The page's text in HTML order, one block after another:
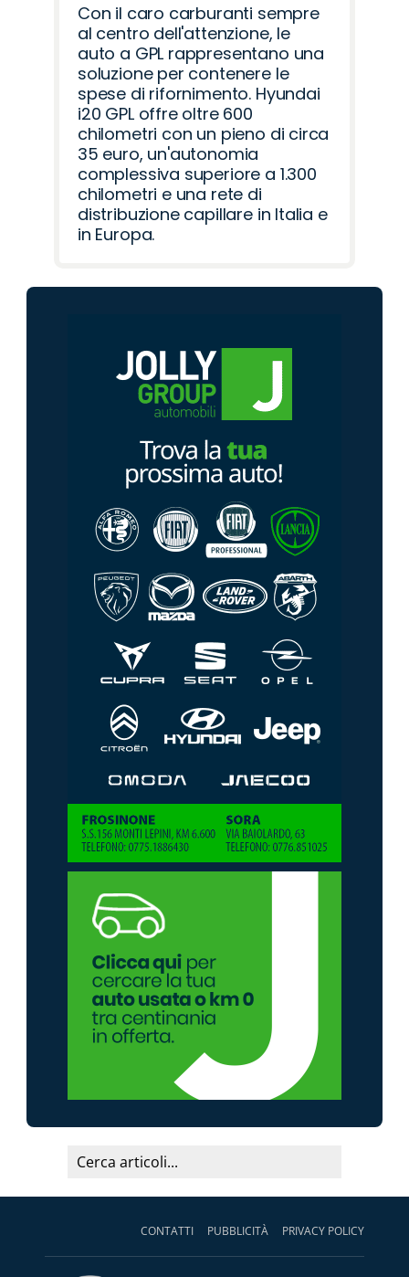
Con il caro carburanti sempre
al centro dell'attenzione, le
auto a GPL rappresentano una
soluzione per contenere le
spese di rifornimento. Hyundai
i20 GPL offre oltre 600
chilometri con un pieno di circa
35 euro, un'autonomia
complessiva superiore a 1.300
chilometri e una rete di
distribuzione capillare in Italia e
in Europa.
CONTATTI PUBBLICITÀ PRIVACY POLICY